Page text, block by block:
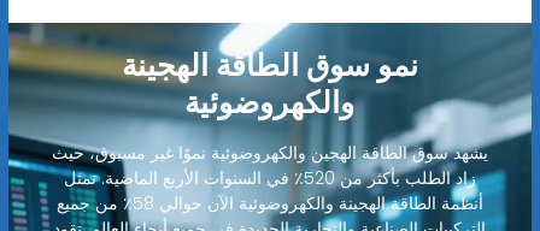
نمو سوق الطاقة الهجينة
والكهروضوئية
يشهد سوق الطاقة الهجين والكهروضوئية نموًا غير مسبوق، حيث
زاد الطلب بأكثر من 520٪ في السنوات الأربع الماضية. تمثل
أنظمة الطاقة الهجينة والكهروضوئية الآن حوالي 58٪ من جميع